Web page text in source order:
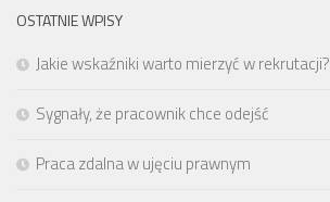
OSTATNIE WPISY
Jakie wskaźniki warto mierzyć w rekrutacji?
Sygnały, że pracownik chce odejść
Praca zdalna w ujęciu prawnym